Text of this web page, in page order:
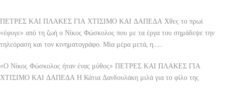
ΠΕΤΡΕΣ ΚΑΙ ΠΛΑΚΕΣ ΓΙΑ ΧΤΙΣΙΜΟ ΚΑΙ ΔΑΠΕΔΑ Χθες το πρωί
«έφυγε» από τη ζωή ο Νίκος Φώσκολος που με τα έργα του σημάδεψε την
τηλεόραση και τον κινηματογράφο. Μία μέρα μετά, η……
«Ο Νίκος Φώσκολος ήταν ένας μύθος» ΠΕΤΡΕΣ ΚΑΙ ΠΛΑΚΕΣ ΓΙΑ
ΧΤΙΣΙΜΟ ΚΑΙ ΔΑΠΕΔΑ Η Κάτια Δανδουλάκη μιλά για το φίλο της